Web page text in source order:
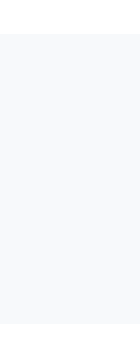
i szybki sposób
aplikacja eKsięgowość